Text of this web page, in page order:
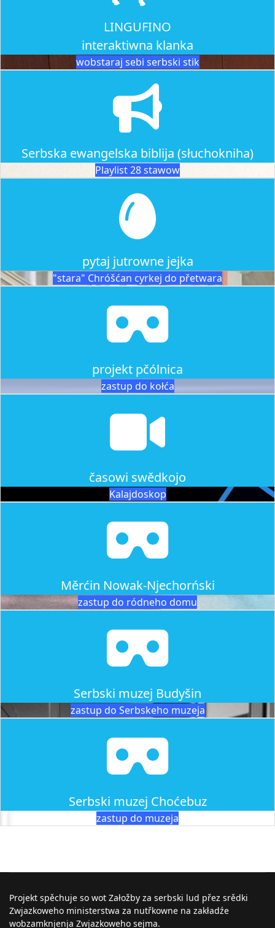
LINGUFINO
interaktiwna klanka
wobstaraj sebi serbski stik
Serbska ewangelska biblija (słuchokniha)
Playlist 28 stawow
pytaj jutrowne jejka
"stara" Chróšćan cyrkej do přetwara
projekt pčólnica
zastup do kołća
časowi swědkojo
Kalajdoskop
Měrćin Nowak-Njechorński
zastup do ródneho domu
Serbski muzej Budyšin
zastup do Serbskeho muzeja
Serbski muzej Choćebuz
zastup do muzeja
Projekt spěchuje so wot Załožby za serbski lud přez srědki
Zwjazkoweho ministerstwa za nutřkowne na zakładźe
wobzamknjenja Zwjazkoweho sejma.